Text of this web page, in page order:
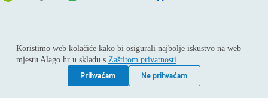
Koristimo web kolačiće kako bi osigurali najbolje iskustvo na web
mjestu Alago.hr u skladu s Zaštitom privatnosti.
Prihvaćam
Ne prihvaćam
Sva prava pridržana © 2026
Alago
ALAGO d.o.o. trgovina, usluge i zastupanje stranih tvrtki /
Adresa: Horvati 112, 10436 Rakov potok / Telefon: +385 1
6539 392 / E-mail: kontakt@alago.hr / Podaci o subjektu:
Subjekt je upisan kod Trgovačkog suda u Zagrebu pod
reg.uloškom broj 1-53420. / MBS: 080046630 / OIB: